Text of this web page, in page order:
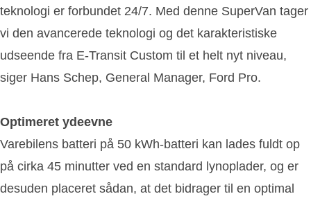
teknologi er forbundet 24/7. Med denne SuperVan tager
vi den avancerede teknologi og det karakteristiske
udseende fra E-Transit Custom til et helt nyt niveau,
siger Hans Schep, General Manager, Ford Pro.
Optimeret ydeevne
Varebilens batteri på 50 kWh-batteri kan lades fuldt op
på cirka 45 minutter ved en standard lynoplader, og er
desuden placeret sådan, at det bidrager til en optimal